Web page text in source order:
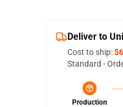
Deliver to
Cost to ship:
Standard -
Production